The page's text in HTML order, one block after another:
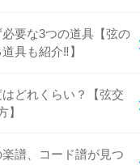
要な3つの道具【弦の
具も紹介‼︎】
どれくらい？【弦交
】
譜、コード譜が見つ